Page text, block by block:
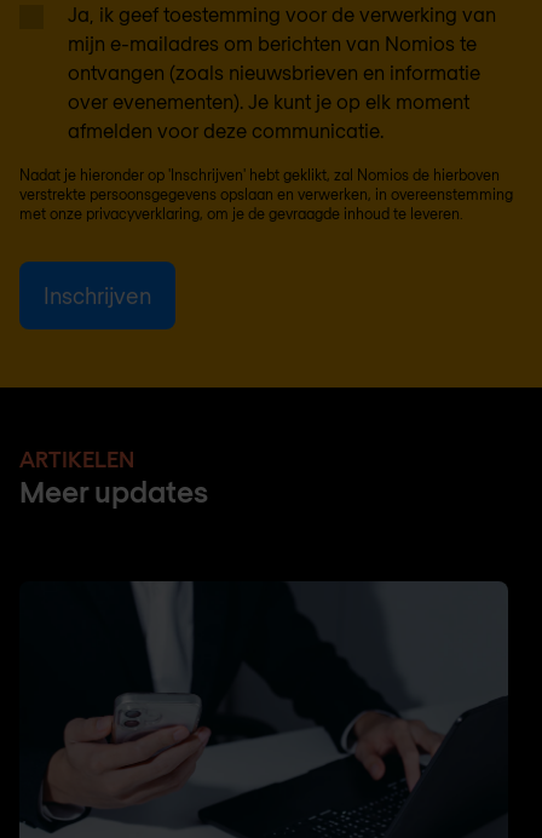
Ja, ik geef toestemming voor de verwerking van
mijn e-mailadres om berichten van Nomios te
ontvangen (zoals nieuwsbrieven en informatie
over evenementen). Je kunt je op elk moment
afmelden voor deze communicatie.
Nadat je hieronder op 'Inschrijven' hebt geklikt, zal Nomios de hierboven
verstrekte persoonsgegevens opslaan en verwerken, in overeenstemming
met onze privacyverklaring , om je de gevraagde inhoud te leveren.
ARTIKELEN
Meer updates